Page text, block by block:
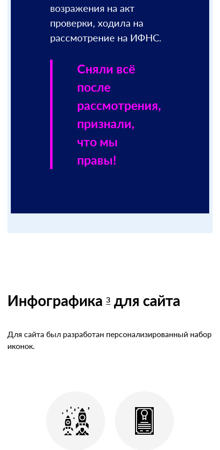
возражения на акт
проверки, ходила на
рассмотрение на ИФНС.
Сняли всё
после
рассмотрения,
признали,
что мы
правы!
(трижды).
Разобрались,
нет,
излишне
уплаченное
вернули.
Инфографика 3 для сайта
Для сайта был разработан персонализированный набор
иконок.